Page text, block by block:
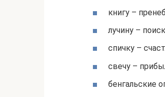
книгу –
лучину –
спичку –
свечу –
бенгальские